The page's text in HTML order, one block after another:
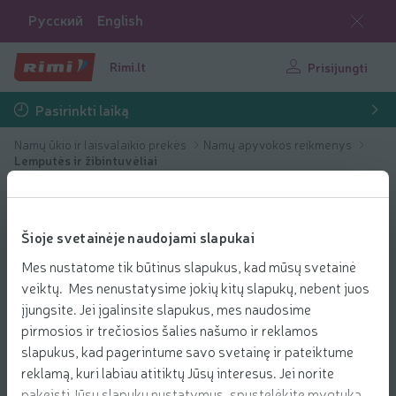
Šioje svetainėje naudojami slapukai
Mes nustatome tik būtinus slapukus, kad mūsų svetainė
veiktų. Mes nenustatysime jokių kitų slapukų, nebent juos
įjungsite. Jei įgalinsite slapukus, mes naudosime
pirmosios ir trečiosios šalies našumo ir reklamos
slapukus, kad pagerintume savo svetainę ir pateiktume
reklamą, kuri labiau atitiktų Jūsų interesus. Jei norite
Русский English
Rimi.lt Prisijungti
Pasirinkti laiką
Namų ūkio ir laisvalaikio prekės
Namų apyvokos reikmenys
Lemputės ir žibintuvėliai